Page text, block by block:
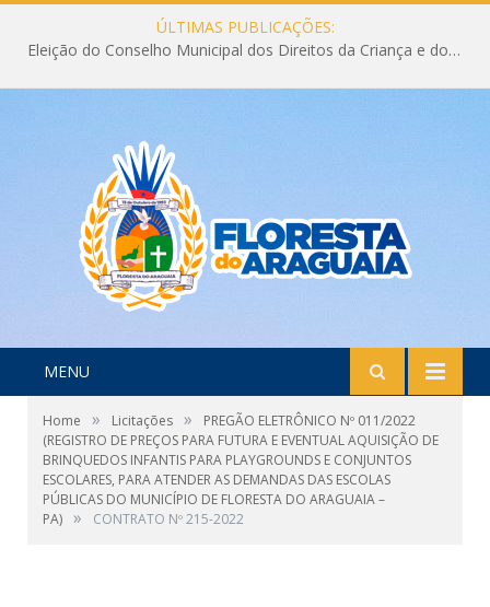
ÚLTIMAS PUBLICAÇÕES:
Eleição do Conselho Municipal dos Direitos da Criança e do Adolescente CMDCA 2026
MENU
Home » Licitações »
PREGÃO ELETRÔNICO Nº 011/2022
(REGISTRO DE PREÇOS PARA FUTURA E EVENTUAL AQUISIÇÃO DE
BRINQUEDOS INFANTIS PARA PLAYGROUNDS E CONJUNTOS
ESCOLARES, PARA ATENDER AS DEMANDAS DAS ESCOLAS
PÚBLICAS DO MUNICÍPIO DE FLORESTA DO ARAGUAIA –
PA) » CONTRATO Nº 215-2022